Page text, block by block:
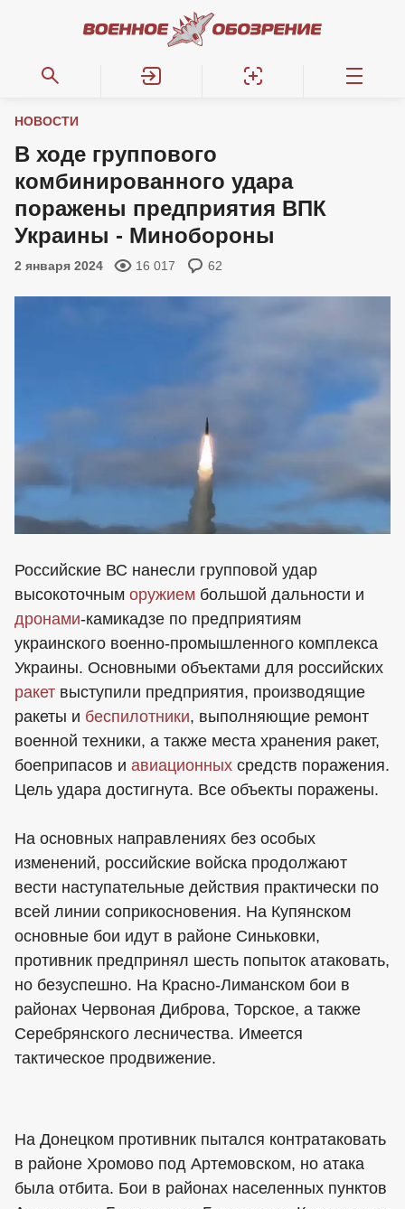
НОВОСТИ
В ходе группового
комбинированного удара
поражены предприятия ВПК
Украины - Минобороны
2 января 2024 16 017 62
Российские ВС нанесли групповой удар
высокоточным оружием большой дальности и
дронами-камикадзе по предприятиям
украинского военно-промышленного комплекса
Украины. Основными объектами для российских
ракет выступили предприятия, производящие
ракеты и беспилотники, выполняющие ремонт
военной техники, а также места хранения ракет,
боеприпасов и авиационных средств поражения.
Цель удара достигнута. Все объекты поражены.
На основных направлениях без особых
изменений, российские войска продолжают
вести наступательные действия практически по
всей линии соприкосновения. На Купянском
основные бои идут в районе Синьковки,
противник предпринял шесть попыток атаковать,
но безуспешно. На Красно-Лиманском бои в
районах Червоная Диброва, Торское, а также
Серебрянского лесничества. Имеется
тактическое продвижение.
На Донецком противник пытался контратаковать
в районе Хромово под Артемовском, но атака
была отбита. Бои в районах населенных пунктов